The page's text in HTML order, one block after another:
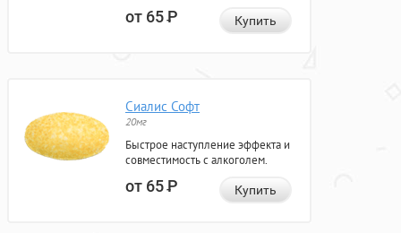
от 65Р Купить
Сиалис Софт
20мг
Быстрое наступление эффекта и
совместимость с алкоголем.
от 65Р Купить